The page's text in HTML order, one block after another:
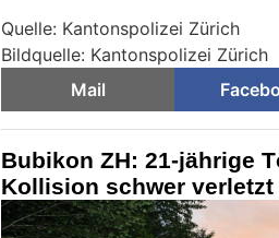
Quelle: Kantonspolizei Zürich
Bildquelle: Kantonspolizei Zürich
Mail
Bubikon ZH: 21-jährige
Kollision schwer verletzt